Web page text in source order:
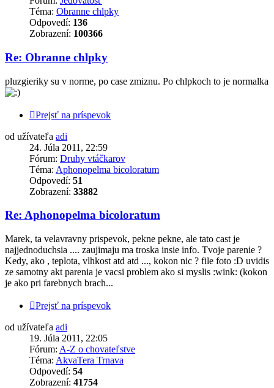
Téma: Obranne chlpky
Odpovedí: 136
Zobrazení: 100366
Re: Obranne chlpky
pluzgieriky su v norme, po case zmiznu. Po chlpkoch to je normalka
Prejsť na príspevok
od užívateľa adi
24. Júla 2011, 22:59
Fórum: Druhy vtáčkarov
Téma: Aphonopelma bicoloratum
Odpovedí: 51
Zobrazení: 33882
Re: Aphonopelma bicoloratum
Marek, ta velavravny prispevok, pekne pekne, ale tato cast je
najjednoduchsia .... zaujimaju ma troska insie info. Tvoje parenie ?
Kedy, ako , teplota, vlhkost atd atd ..., kokon nic ? file foto :D uvidis
ze samotny akt parenia je vacsi problem ako si myslis :wink: (kokon
je ako pri farebnych brach...
Prejsť na príspevok
od užívateľa adi
19. Júla 2011, 22:05
Fórum: A-Z o chovateľstve
Téma: AkvaTera Trnava
Odpovedí: 54
Zobrazení: 41754